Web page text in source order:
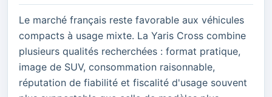
Le marché français reste favorable aux véhicules
compacts à usage mixte. La Yaris Cross combine
plusieurs qualités recherchées : format pratique,
image de SUV, consommation raisonnable,
réputation de fiabilité et fiscalité d'usage souvent